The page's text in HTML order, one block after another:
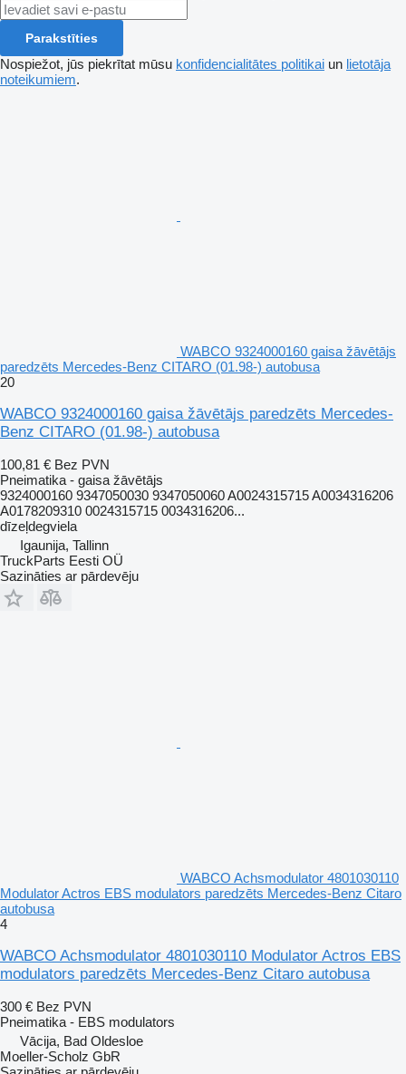
Parakstīties
Nospiežot, jūs piekrītat mūsu konfidencialitātes politikai un lietotāja
noteikumiem.
WABCO 9324000160 gaisa žāvētājs
paredzēts Mercedes-Benz CITARO (01.98-) autobusa
20
WABCO 9324000160 gaisa žāvētājs paredzēts Mercedes-
Benz CITARO (01.98-) autobusa
100,81 € Bez PVN
Pneimatika - gaisa žāvētājs
9324000160 9347050030 9347050060 A0024315715 A0034316206
A0178209310 0024315715 0034316206...
dīzeļdegviela
Igaunija, Tallinn
TruckParts Eesti OÜ
Sazināties ar pārdevēju
WABCO Achsmodulator 4801030110
Modulator Actros EBS modulators paredzēts Mercedes-Benz Citaro
autobusa
4
WABCO Achsmodulator 4801030110 Modulator Actros EBS
modulators paredzēts Mercedes-Benz Citaro autobusa
300 € Bez PVN
Pneimatika - EBS modulators
Vācija, Bad Oldesloe
Moeller-Scholz GbR